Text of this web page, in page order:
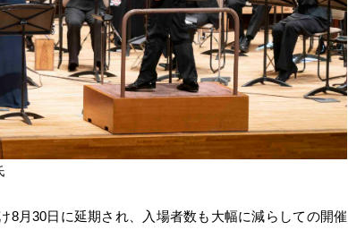
8月30日に延期され、入場者数も大幅に減らしての開催